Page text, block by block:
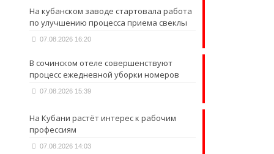
На кубанском заводе стартовала работа
по улучшению процесса приема свеклы
07.08.2026 16:20
В сочинском отеле совершенствуют
процесс ежедневной уборки номеров
07.08.2026 15:39
На Кубани растёт интерес к рабочим
профессиям
07.08.2026 14:03